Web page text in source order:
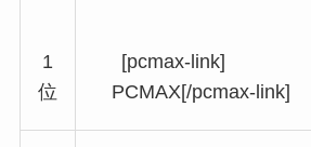
1
位
[pcmax-link]
PCMAX[/pcmax-link]